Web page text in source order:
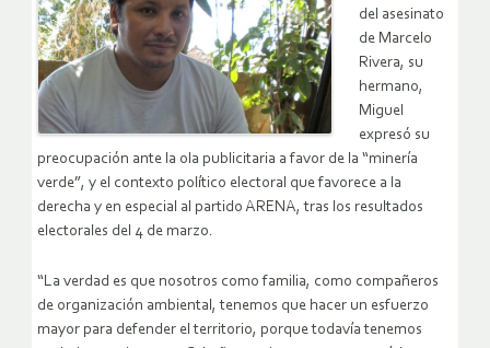
del asesinato
de Marcelo
Rivera, su
hermano,
Miguel
expresó su
preocupación ante la ola publicitaria a favor de la “minería
verde”, y el contexto político electoral que favorece a la
derecha y en especial al partido ARENA, tras los resultados
electorales del 4 de marzo.
“La verdad es que nosotros como familia, como compañeros
de organización ambiental, tenemos que hacer un esfuerzo
mayor para defender el territorio, porque todavía tenemos